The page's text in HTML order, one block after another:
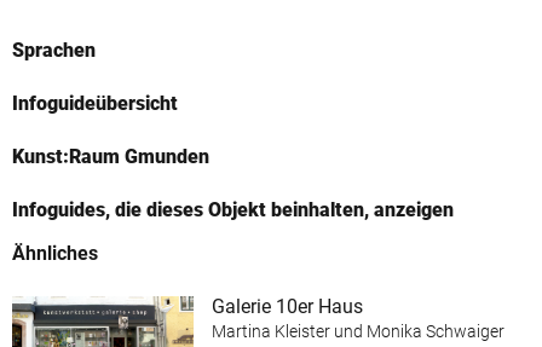
Sprachen
Infoguideübersicht
Kunst:Raum Gmunden
Infoguides, die dieses Objekt beinhalten, anzeigen
Ähnliches
Galerie 10er Haus
Martina Kleister und Monika Schwaiger